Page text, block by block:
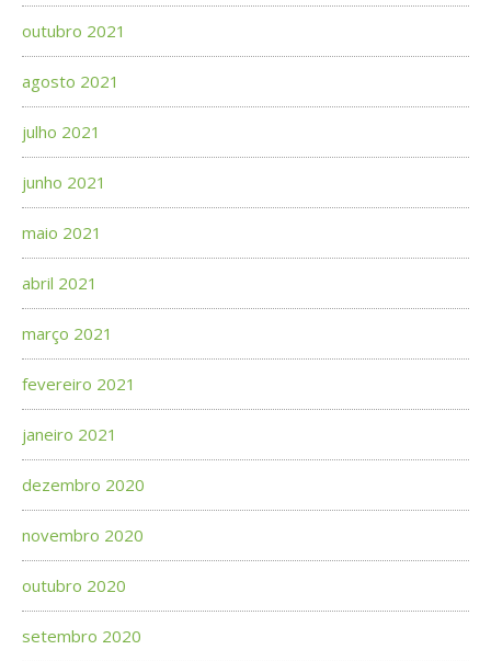
outubro 2021
agosto 2021
julho 2021
junho 2021
maio 2021
abril 2021
março 2021
fevereiro 2021
janeiro 2021
dezembro 2020
novembro 2020
outubro 2020
setembro 2020